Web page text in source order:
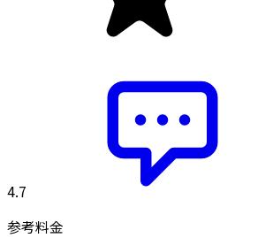
4.7
参考料金